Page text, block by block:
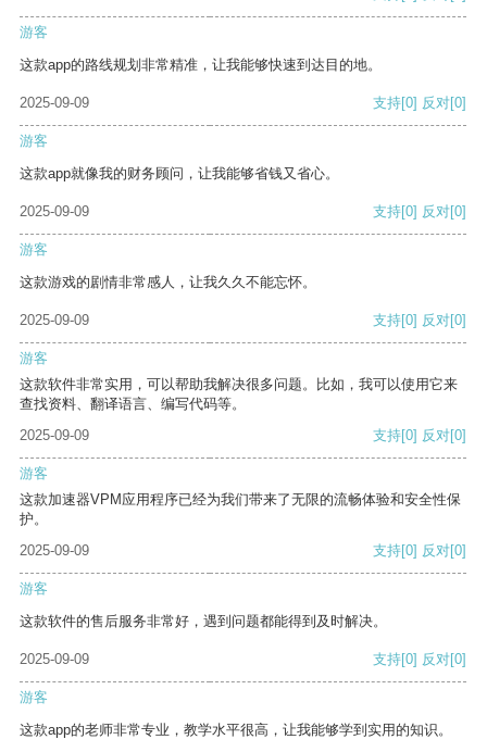
游客
这款app的路线规划非常精准，让我能够快速到达目的地。
2025-09-09 支持[0] 反对[0]
游客
这款app就像我的财务顾问，让我能够省钱又省心。
2025-09-09 支持[0] 反对[0]
游客
这款游戏的剧情非常感人，让我久久不能忘怀。
2025-09-09 支持[0] 反对[0]
游客
这款软件非常实用，可以帮助我解决很多问题。比如，我可以使用它来
查找资料、翻译语言、编写代码等。
2025-09-09
支持[0] 反对[0]
游客
这款加速器VPM应用程序已经为我们带来了无限的流畅体验和安全性保
护。
2025-09-09
支持[0] 反对[0]
游客
这款软件的售后服务非常好，遇到问题都能得到及时解决。
2025-09-09 支持[0] 反对[0]
游客
这款app的老师非常专业，教学水平很高，让我能够学到实用的知识。